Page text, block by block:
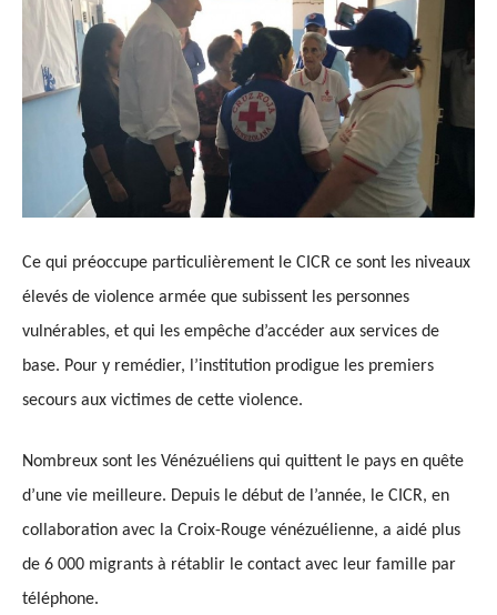
Ce qui préoccupe particulièrement le CICR ce sont les niveaux
élevés de violence armée que subissent les personnes
vulnérables, et qui les empêche d’accéder aux services de
base. Pour y remédier, l’institution prodigue les premiers
secours aux victimes de cette violence.
Nombreux sont les Vénézuéliens qui quittent le pays en quête
d’une vie meilleure. Depuis le début de l’année, le CICR, en
collaboration avec la Croix-Rouge vénézuélienne, a aidé plus
de 6 000 migrants à rétablir le contact avec leur famille par
téléphone.